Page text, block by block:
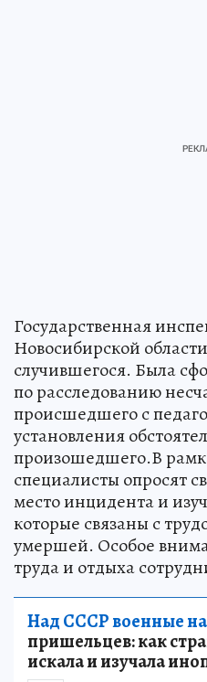
Государственная
Новосибирской
случившегося. Была
по расследованию
происшедшего с
установления
произошедшего.В
специалисты опросят
место инцидента и
которые связаны с
умершей. Особое
труда и отдыха
Над СССР военные
пришельцев: как
искала и изучала